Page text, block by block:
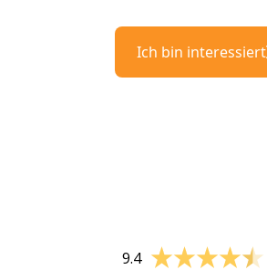
Ich bin interessiert
9.4